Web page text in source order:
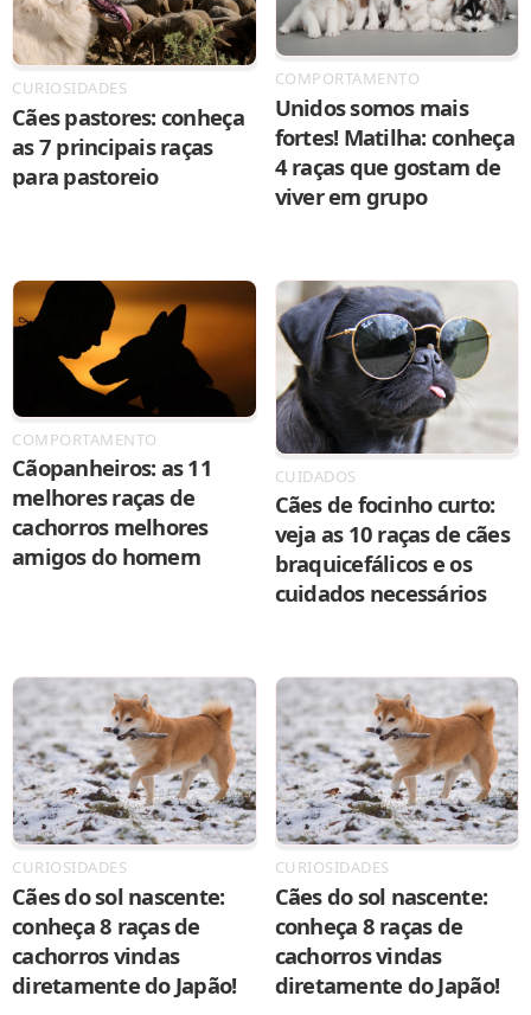
CURIOSIDADES
Cães pastores: conheça
as 7 principais raças
para pastoreio
COMPORTAMENTO
Unidos somos mais
fortes! Matilha: conheça
4 raças que gostam de
viver em grupo
COMPORTAMENTO
Cãopanheiros: as 11
melhores raças de
cachorros melhores
amigos do homem
CUIDADOS
Cães de focinho curto:
veja as 10 raças de cães
braquicefálicos e os
cuidados necessários
CURIOSIDADES
Cães do sol nascente:
conheça 8 raças de
cachorros vindas
diretamente do Japão!
CURIOSIDADES
Cães do sol nascente:
conheça 8 raças de
cachorros vindas
diretamente do Japão!